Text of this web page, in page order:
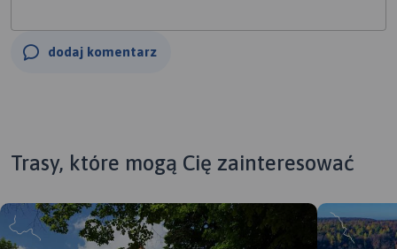
dodaj komentarz
Trasy, które mogą Cię zainteresować